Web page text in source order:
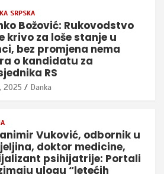
SRPSKA
Božović: Rukovodstvo
krivo za loše stanje u
bez promjena nema
o kandidatu za
RS
2025 Danka
Vuković, odbornik u
doktor medicine,
psihijatrije: Portali
ulogu “letećih